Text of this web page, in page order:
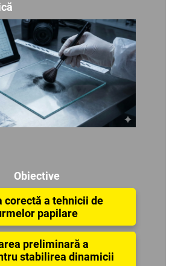
Obiective
corectă a tehnicii de
papilare
preliminară a
stabilirea dinamicii